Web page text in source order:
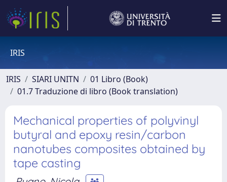
IRIS
IRIS SIARI UNITN
01 Libro (Book)
01.7 Traduzione di libro (Book translation)
Mechanical properties of polyvinyl
butyral and epoxy resin/carbon
nanotubes composites obtained by
tape casting